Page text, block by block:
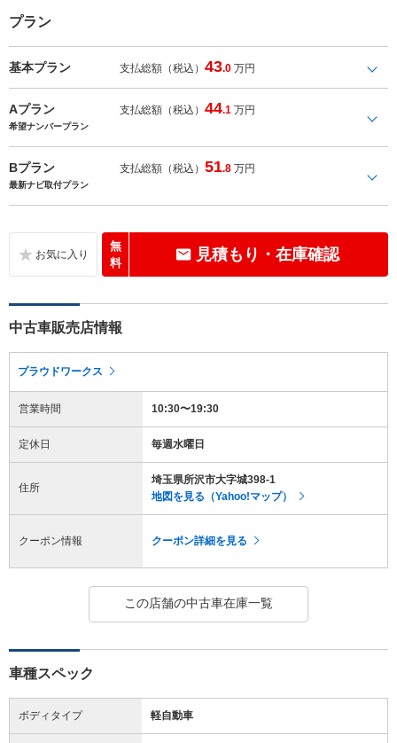
プラン
基本プラン 支払総額（税込）43.0 万円
Aプラン 支払総額（税込）44.1 万円
希望ナンバープラン
Bプラン 支払総額（税込）51.8 万円
最新ナビ取付プラン
無
料
見積もり・在庫確認
中古車販売店情報
プラウドワークス
営業時間 10:30〜19:30
定休日 毎週水曜日
住所
埼玉県所沢市大字城398-1
地図を見る（Yahoo!マップ）
クーポン情報 クーポン詳細を見る
この店舗の中古車在庫一覧
車種スペック
ボディタイプ 軽自動車